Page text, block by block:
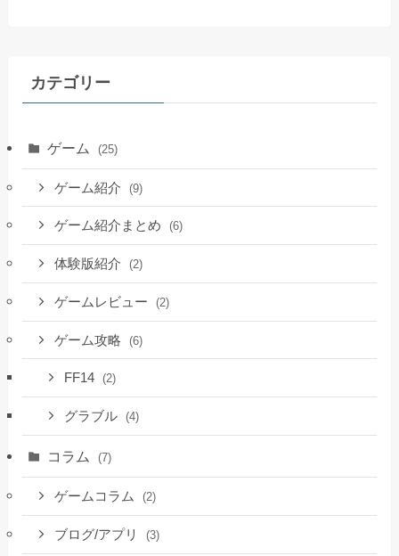
カテゴリー
ゲーム (25)
ゲーム紹介 (9)
ゲーム紹介まとめ (6)
体験版紹介 (2)
ゲームレビュー (2)
ゲーム攻略 (6)
FF14 (2)
グラブル (4)
コラム (7)
ゲームコラム (2)
ブログ/アプリ (3)